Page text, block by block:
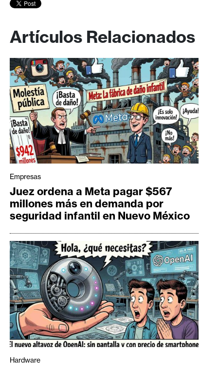
Artículos Relacionados
Empresas
Juez ordena a Meta pagar $567
millones más en demanda por
seguridad infantil en Nuevo México
Hardware